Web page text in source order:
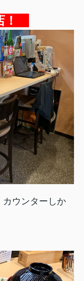
！
カウンターしか